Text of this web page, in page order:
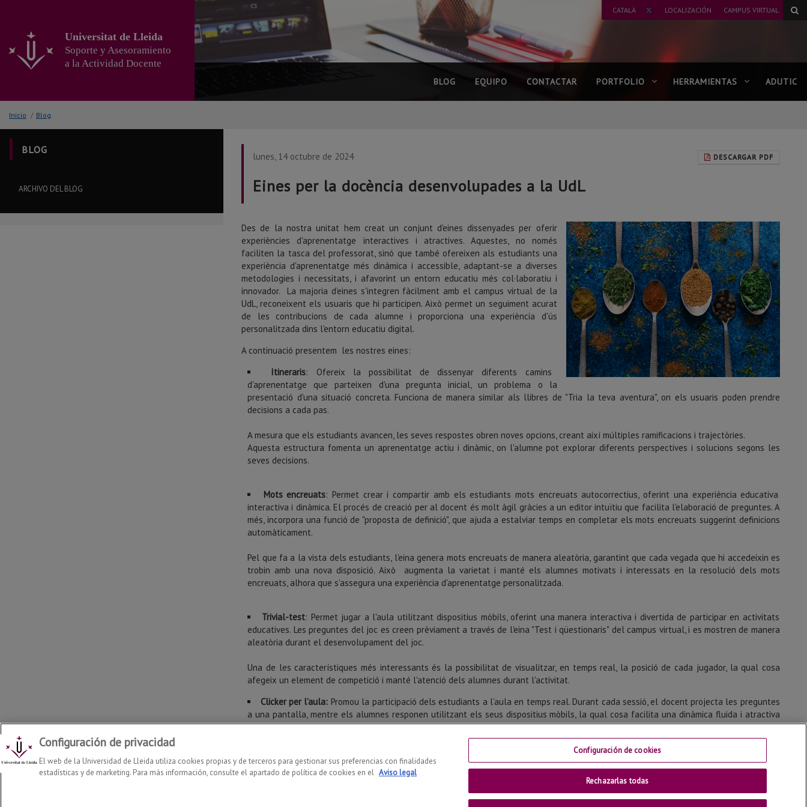
contenido
principal
de
TWITTER
LOCALIZACIÓN CAMPUS VIRTUAL
CATALÀ
Universitat de Lleida
Soporte y Asesoramiento
a la Actividad Docente
BLOG EQUIPO CONTACTAR PORTFOLIO HERRAMIENTAS ADUTIC
Inicio / Blog
BLOG
ARCHIVO DEL BLOG
DESCARGAR PDF
lunes, 14 octubre de 2024
Eines per la docència desenvolupades a la UdL
Des de la nostra unitat hem creat un conjunt d'eines dissenyades per oferir
experiències d'aprenentatge interactives i atractives. Aquestes, no només
faciliten la tasca del professorat, sinó que també ofereixen als estudiants una
experiència d'aprenentatge més dinàmica i accessible, adaptant-se a diverses
metodologies i necessitats, i afavorint un entorn educatiu més col·laboratiu i
innovador. La majoria d’eines s'integren fàcilment amb el campus virtual de la
UdL, reconeixent els usuaris que hi participen. Això permet un seguiment acurat
de les contribucions de cada alumne i proporciona una experiència d'ús
personalitzada dins l'entorn educatiu digital.
A continuació presentem les nostres eines:
Itineraris: Ofereix la possibilitat de dissenyar diferents camins
d'aprenentatge que parteixen d'una pregunta inicial, un problema o la
presentació d'una situació concreta. Funciona de manera similar als llibres de "Tria la teva aventura", on els usuaris poden prendre
decisions a cada pas.
A mesura que els estudiants avancen, les seves respostes obren noves opcions, creant així múltiples ramificacions i trajectòries.
Aquesta estructura fomenta un aprenentatge actiu i dinàmic, on l'alumne pot explorar diferents perspectives i solucions segons les
seves decisions.
Mots encreuats: Permet crear i compartir amb els estudiants mots encreuats autocorrectius, oferint una experiència educativa
interactiva i dinàmica. El procés de creació per al docent és molt àgil gràcies a un editor intuïtiu que facilita l'elaboració de preguntes. A
més, incorpora una funció de "proposta de definició", que ajuda a estalviar temps en completar els mots encreuats suggerint definicions
automàticament.
Pel que fa a la vista dels estudiants, l'eina genera mots encreuats de manera aleatòria, garantint que cada vegada que hi accedeixin es
trobin amb una nova disposició. Això augmenta la varietat i manté els alumnes motivats i interessats en la resolució dels mots
encreuats, alhora que s'assegura una experiència d'aprenentatge personalitzada.
Trivial-test: Permet jugar a l'aula utilitzant dispositius mòbils, oferint una manera interactiva i divertida de participar en activitats
educatives. Les preguntes del joc es creen prèviament a través de l'eina "Test i qüestionaris" del campus virtual, i es mostren de manera
aleatòria durant el desenvolupament del joc.
Una de les característiques més interessants és la possibilitat de visualitzar, en temps real, la posició de cada jugador, la qual cosa
afegeix un element de competició i manté l'atenció dels alumnes durant l'activitat.
Clicker per l’aula: Promou la participació dels estudiants a l’aula en temps real. Durant cada sessió, el docent projecta les preguntes
a una pantalla, mentre els alumnes responen utilitzant els seus dispositius mòbils, la qual cosa facilita una dinàmica fluida i atractiva
per a tothom.
i si en voleu fer anar alguna contacteu-nos.
Configuración de privacidad
El web de la Universidad de Lleida utiliza cookies propias y de terceros para gestionar sus preferencias con finalidades
estadísticas y de marketing. Para más información, consulte el apartado de política de cookies en el Aviso legal
Configuración de cookies
Rechazarlas todas